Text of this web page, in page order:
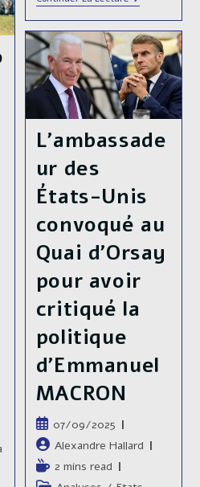
Résolution
Du
Conflit
Frontalier
Tadjikistan-
Kirghizistan
L’ambassade
ur des
États-Unis
convoqué au
Quai d’Orsay
pour avoir
critiqué la
politique
d’Emmanuel
MACRON
Publication
publiée :
07/09/2025
Auteur/autrice
de
la
Alexandre Hallard
Temps
de
2 mins read
tellement de choses à
dire sur telle ou
telle…
Continuer La LectureHistoire
Militaire
La
–
Chapitre
3
:
(novembre
2022-
Mai
Histoire
militaire de
la guerre en
Ukraine –
Chapitre 2 :
Retourneme
nt de
situation